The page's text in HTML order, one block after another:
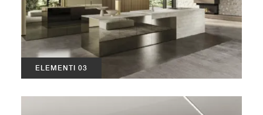
ELEMENTI 03